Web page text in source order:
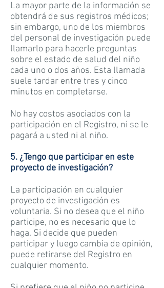
La mayor parte de la información se
obtendrá de sus registros médicos;
sin embargo, uno de los miembros
del personal de investigación puede
llamarlo para hacerle preguntas
sobre el estado de salud del niño
cada uno o dos años. Esta llamada
suele tardar entre tres y cinco
minutos en completarse.
No hay costos asociados con la
participación en el Registro, ni se le
pagará a usted ni al niño.
5. ¿Tengo que participar en este
proyecto de investigación?
La participación en cualquier
proyecto de investigación es
voluntaria. Si no desea que el niño
participe, no es necesario que lo
haga. Si decide que pueden
participar y luego cambia de opinión,
puede retirarse del Registro en
cualquier momento.